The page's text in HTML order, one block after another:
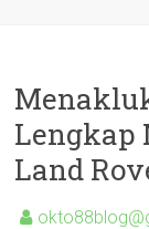
Lengkap
Land